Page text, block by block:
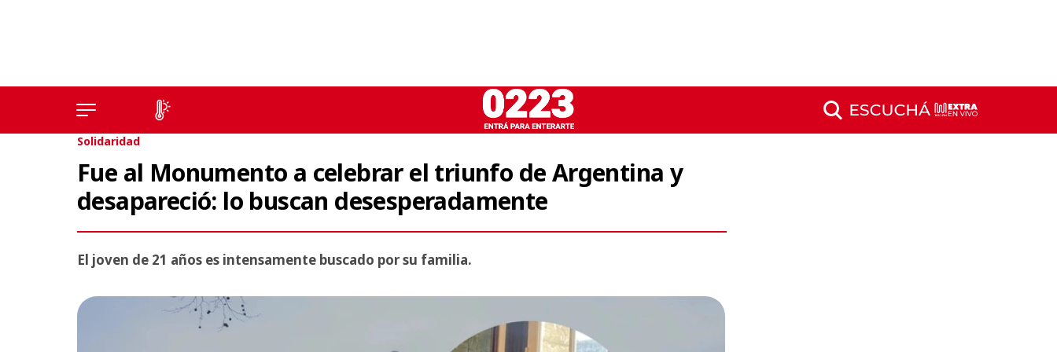
Solidaridad
Fue al Monumento a celebrar el triunfo de Argentina y
desapareció: lo buscan desesperadamente
El joven de 21 años es intensamente buscado por su familia.